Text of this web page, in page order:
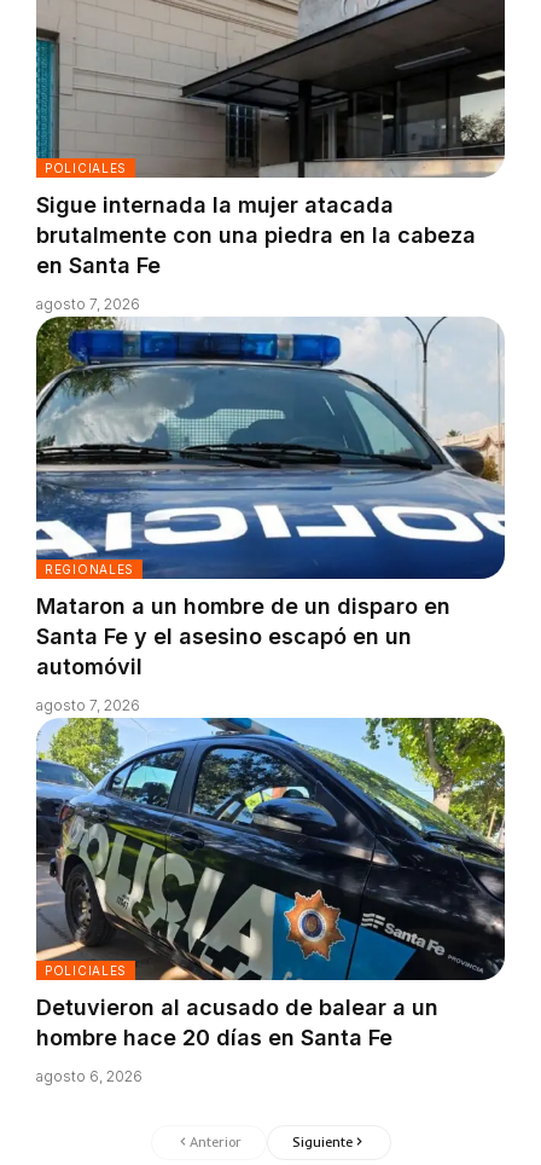
POLICIALES
Sigue internada la mujer atacada
brutalmente con una piedra en la cabeza
en Santa Fe
agosto 7, 2026
REGIONALES
Mataron a un hombre de un disparo en
Santa Fe y el asesino escapó en un
automóvil
agosto 7, 2026
POLICIALES
Detuvieron al acusado de balear a un
hombre hace 20 días en Santa Fe
agosto 6, 2026
Anterior Siguiente